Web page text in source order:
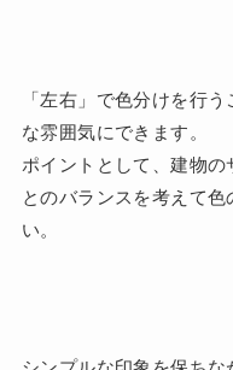
「左右」で色分けを行
な雰囲気にできます。
ポイントとして、建物
とのバランスを考えて
い。